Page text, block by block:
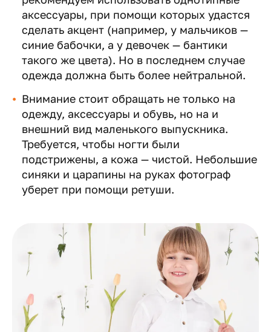
аксессуары, при помощи которых удастся
сделать акцент (например, у мальчиков —
синие бабочки, а у девочек — бантики
такого же цвета). Но в последнем случае
одежда должна быть более нейтральной.
Внимание стоит обращать не только на
одежду, аксессуары и обувь, но на и
внешний вид маленького выпускника.
Требуется, чтобы ногти были
подстрижены, а кожа — чистой. Небольшие
синяки и царапины на руках фотограф
уберет при помощи ретуши.